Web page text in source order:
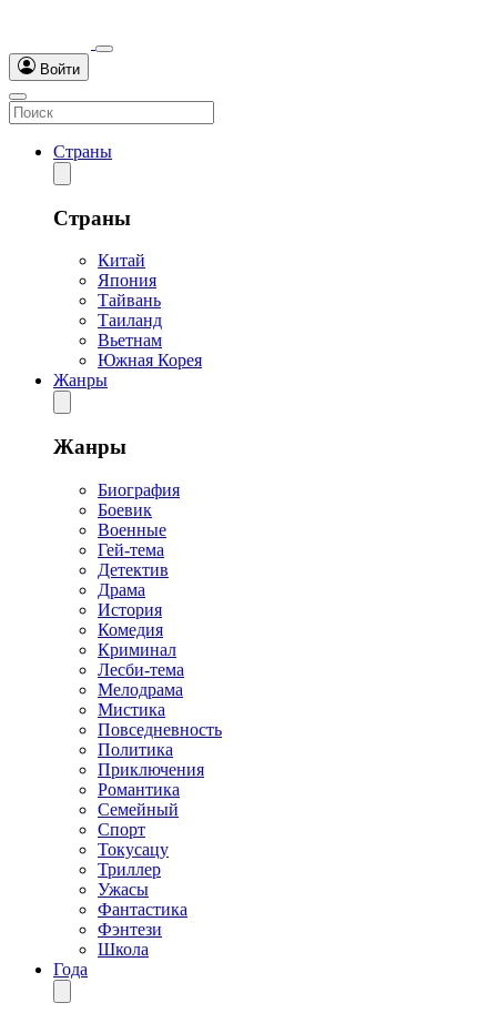
Войти
Страны
Страны
Китай
Япония
Тайвань
Таиланд
Вьетнам
Южная Корея
Жанры
Жанры
Биография
Боевик
Военные
Гей-тема
Детектив
Драма
История
Комедия
Криминал
Лесби-тема
Мелодрама
Мистика
Повседневность
Политика
Приключения
Романтика
Семейный
Спорт
Токусацу
Триллер
Ужасы
Фантастика
Фэнтези
Школа
Года